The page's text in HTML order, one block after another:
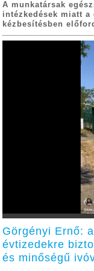
A munkatársak
intézkedések miatt a
kézbesítésben
Görgényi Ernő:
évtizedekre
és minőségű